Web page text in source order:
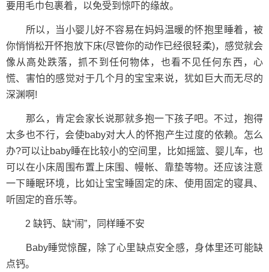
要用毛巾包裹着，以免受到惊吓的缘故。
所以，当小婴儿好不容易在妈妈温暖的怀抱里睡着，被
你悄悄松开怀抱放下床(尽管你的动作已经很轻柔)，感觉就会
像从高处跌落，抓不到任何物体，也看不见任何东西，心
慌、害怕的感觉对于几个月的宝宝来说，犹如巨大而无尽的
深渊啊!
那么，肯定会家长说那就多抱一下孩子吧。不过，抱得
太多也不行，会使baby对大人的怀抱产生过度的依赖。怎么
办?可以让baby睡在比较小的空间里，比如摇篮、婴儿车，也
可以在小床周围布置上床围、幔帐、靠垫等物。还应该注意
一下睡眠环境，比如让宝宝睡固定的床、使用固定的寝具、
听固定的音乐等。
2 缺钙、缺“闹”，同样睡不安
Baby睡觉惊醒，除了心里缺点安全感，身体里还可能缺
点钙。